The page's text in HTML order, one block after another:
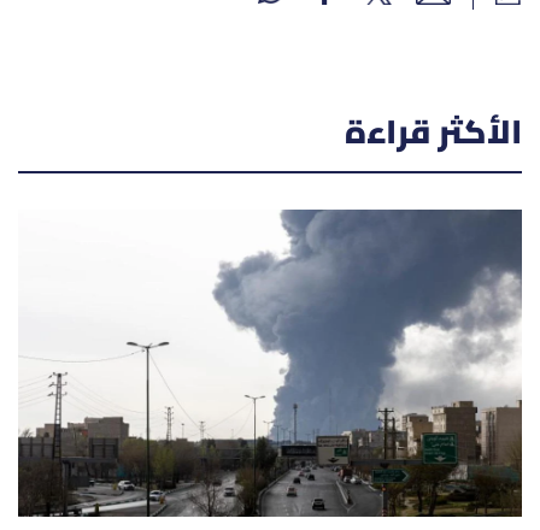
الغلاف
محليات
أسرار
متفرقات
نداء القرّاء
خاص الموقع
كتّابنا
الأكثر قراءة